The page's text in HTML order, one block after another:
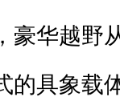
华越野从
的具象载